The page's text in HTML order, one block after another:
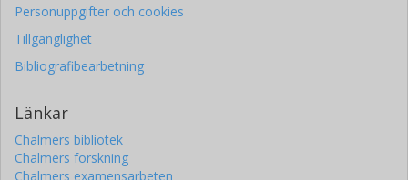
Personuppgifter och cookies
Tillgänglighet
Bibliografibearbetning
Länkar
Chalmers bibliotek
Chalmers forskning
Chalmers examensarbeten